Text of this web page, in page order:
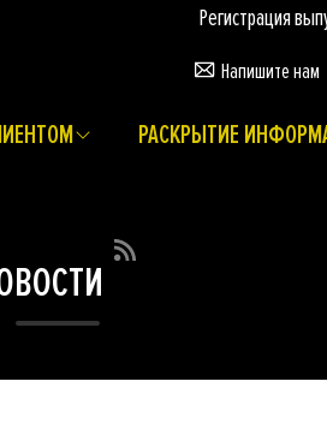
Регистрация
Напишите нам
РАСКРЫТИЕ